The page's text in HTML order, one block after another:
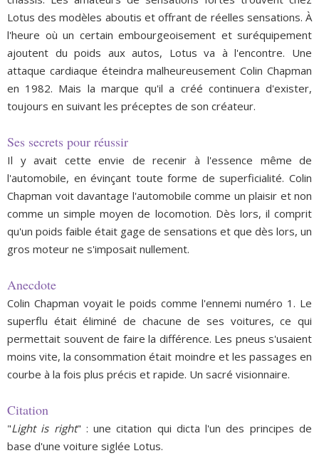
Lotus des modèles aboutis et offrant de réelles sensations. À
l'heure où un certain embourgeoisement et suréquipement
ajoutent du poids aux autos, Lotus va à l'encontre. Une
attaque cardiaque éteindra malheureusement Colin Chapman
en 1982. Mais la marque qu'il a créé continuera d'exister,
toujours en suivant les préceptes de son créateur.
Ses secrets pour réussir
Il yavait cette envie de recenir à l'essence même de
l'automobile, en évinçant toute forme de superficialité. Colin
Chapman voit davantage l'automobile comme un plaisir et non
comme un simple moyen de locomotion. Dès lors, il comprit
qu'un poids faible était gage de sensations et que dès lors, un
gros moteur ne s'imposait nullement.
Anecdote
Colin Chapman voyait le poids comme l'ennemi numéro 1. Le
superflu était éliminé de chacune de ses voitures, ce qui
permettait souvent de faire la différence. Les pneus s'usaient
moins vite, la consommation était moindre et les passages en
courbe à la fois plus précis et rapide. Un sacré visionnaire.
Citation
"Light is right" : une citation qui dicta l'un des principes de
base d'une voiture siglée Lotus.